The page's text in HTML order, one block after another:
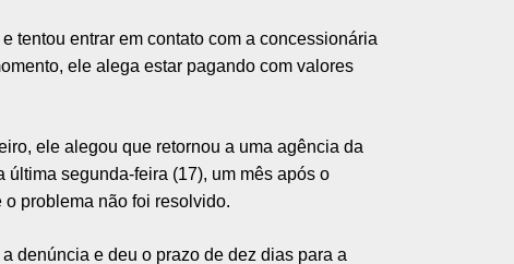
tentou entrar em contato com a concessionária
ele alega estar pagando com valores
ele alegou que retornou a uma agência da
segunda-feira (17), um mês após o
problema não foi resolvido.
denúncia e deu o prazo de dez dias para a